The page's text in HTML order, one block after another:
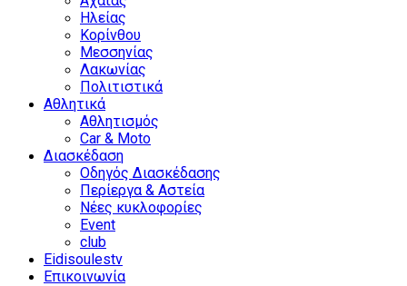
Ηλείας
Κορίνθου
Μεσσηνίας
Λακωνίας
Πολιτιστικά
Αθλητικά
Αθλητισμός
Car & Moto
Διασκέδαση
Οδηγός Διασκέδασης
Περίεργα & Αστεία
Νέες κυκλοφορίες
Event
club
Eidisoulestv
Επικοινωνία